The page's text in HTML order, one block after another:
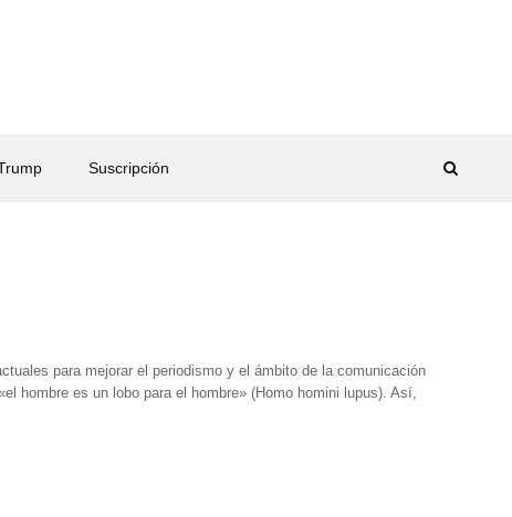
Suscripción
para mejorar el periodismo y el ámbito de la comunicación
hombre es un lobo para el hombre» (Homo homini lupus). Así,